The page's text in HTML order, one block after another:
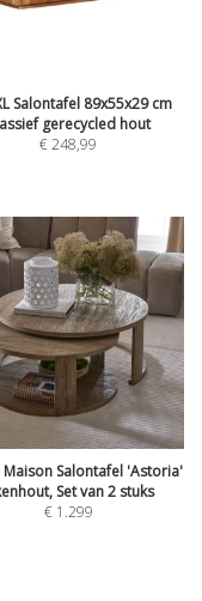
Salontafel 89x55x29 cm
gerecycled hout
€248,99
Maison Salontafel 'Astoria'
Set van 2 stuks
€ 1.299